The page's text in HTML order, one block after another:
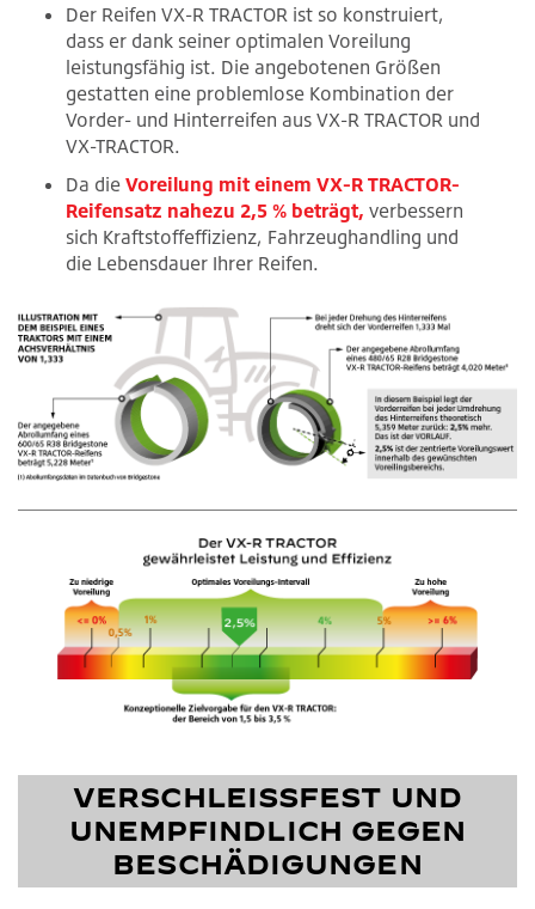
Der Reifen VX-R TRACTOR ist so konstruiert,
dass er dank seiner optimalen Voreilung
leistungsfähig ist. Die angebotenen Größen
gestatten eine problemlose Kombination der
Vorder- und Hinterreifen aus VX-R TRACTOR und
VX-TRACTOR.
Da die Voreilung mit einem VX-R TRACTOR-
Reifensatz nahezu 2,5 % beträgt, verbessern
sich Kraftstoffeffizienz, Fahrzeughandling und
die Lebensdauer Ihrer Reifen.
VERSCHLEISSFEST UND
UNEMPFINDLICH GEGEN
BESCHÄDIGUNGEN